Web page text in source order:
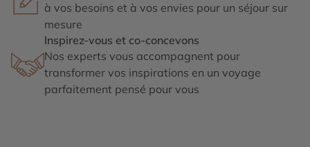
à vos besoins et à vos envies pour un séjour sur
mesure
Inspirez-vous et co-concevons
Nos experts vous accompagnent pour
transformer vos inspirations en un voyage
parfaitement pensé pour vous